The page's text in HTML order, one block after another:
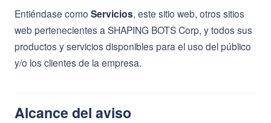
Entiéndase como Servicios, este sitio web, otros sitios
web pertenecientes a SHAPING BOTS Corp, y todos sus
productos y servicios disponibles para el uso del público
y/o los clientes de la empresa.
Alcance del aviso